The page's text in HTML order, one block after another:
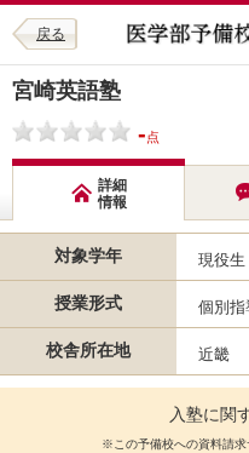
戻る
宮崎英語塾
-点
詳細
情報
対象学年 現役生
授業形式 個別指
校舎所在地 近畿
入塾に関
※この予備校への資料請求